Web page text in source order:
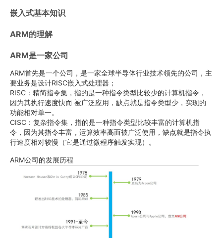
嵌入式基本知识
ARM的理解
ARM是一家公司
ARM首先是一个公司，是一家全球半导体行业技术领先的公司，主
要业务是设计RISC嵌入式处理器；
RISC：精简指令集，指的是一种指令类型比较少的计算机指令，
因为其执行速度快而 被广泛应用，缺点就是指令类型少，实现的
功能相对单一。
CISC：复杂指令集，指的是一种指令类型比较丰富的计算机指
令，因为其指令丰富，运算效率高而被广泛使用，缺点就是指令执
行速度相对较慢（它是通过微程序触发实现）。
ARM公司的发展历程